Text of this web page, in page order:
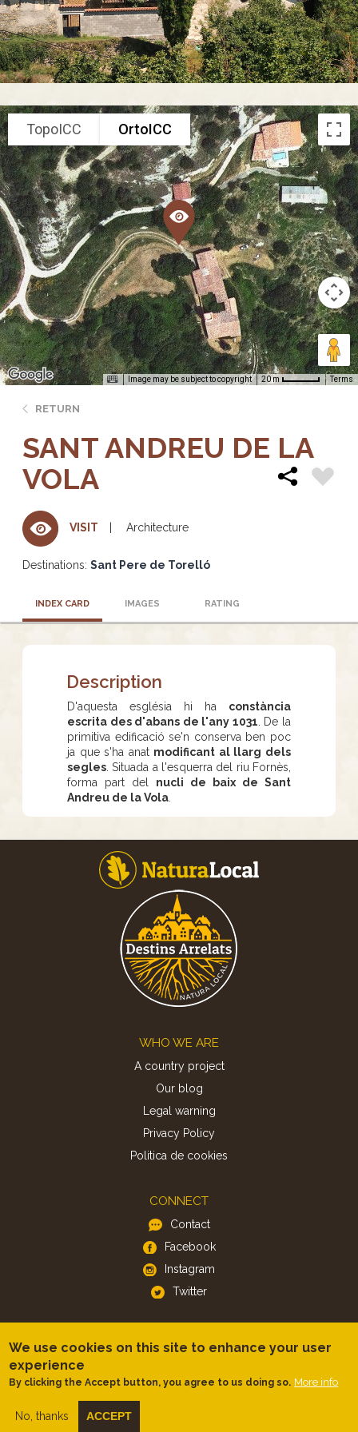
TopoICC OrtoICC
Image may be subject to copyright 20 m Terms
RETURN
SANT ANDREU DE LA
VOLA
VISIT Architecture
Destinations: Sant Pere de Torelló
INDEX CARD IMAGES RATING
Description
D'aquesta església hi ha constància
escrita des d'abans de l'any 1031 . De la
primitiva edificació se'n conserva ben poc
ja que s'ha anat modificant al llarg dels
segles . Situada a l'esquerra del riu Fornès,
forma part del nucli de baix de Sant
Andreu de la Vola
WHO WE ARE
A country project
Our blog
Legal warning
Privacy Policy
Politica de cookies
CONNECT
Contact
Facebook
Instagram
Twitter
Android
We use cookies on this site to enhance your user
experience
By clicking the Accept button, you agree to us doing so. More info
No, thanks ACCEPT